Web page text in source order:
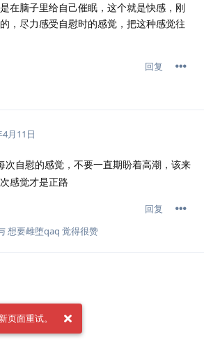
在脑子里给自己催眠，这个就是快感，刚
，尽力感受自慰时的感觉，把这种感觉往
回复
月11日
次自慰的感觉，不要一直期盼着高潮，该来
感觉才是正路
回复
想要雌堕qaq 觉得很赞
页面重试。